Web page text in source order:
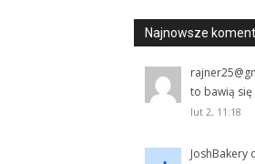
Najnowsze
to bawią się
lut 2, 11:18
JoshBakery